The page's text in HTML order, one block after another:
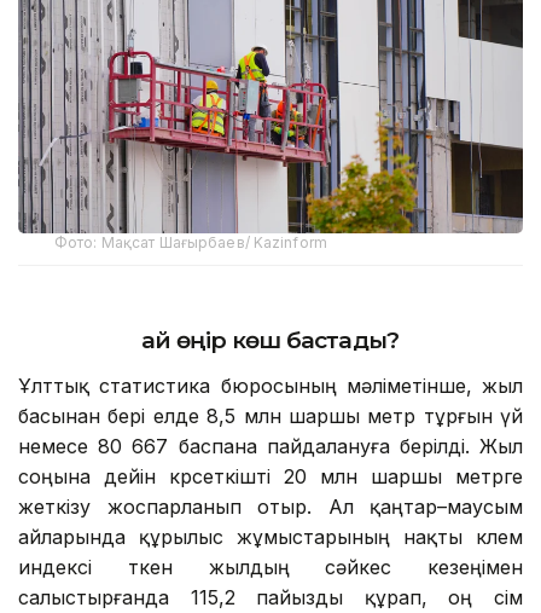
Фото: Мақсат Шағырбаев/ Kazinform
Қай өңір көш бастады?
Ұлттық статистика бюросының мәліметінше, жыл
басынан бері елде 8,5 млн шаршы метр тұрғын үй
немесе 80 667 баспана пайдалануға берілді. Жыл
соңына дейін көрсеткішті 20 млн шаршы метрге
жеткізу жоспарланып отыр. Ал қаңтар–маусым
айларында құрылыс жұмыстарының нақты көлем
индексі өткен жылдың сәйкес кезеңімен
салыстырғанда 115,2 пайызды құрап, оң өсім